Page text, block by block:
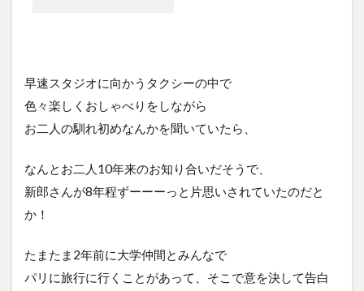
早速スタジオに向かうタクシーの中で
色々楽しくおしゃべりをしながら
お二人の馴れ初めなんかを聞いていたら、
なんとお二人10年来のお知り合いだそうで、
新郎さんが8年程ずーーーっと片思いされていたのだと
か！
たまたま2年前に大学仲間とみんなで
パリに旅行に行くことがあって、そこで意を決して告白